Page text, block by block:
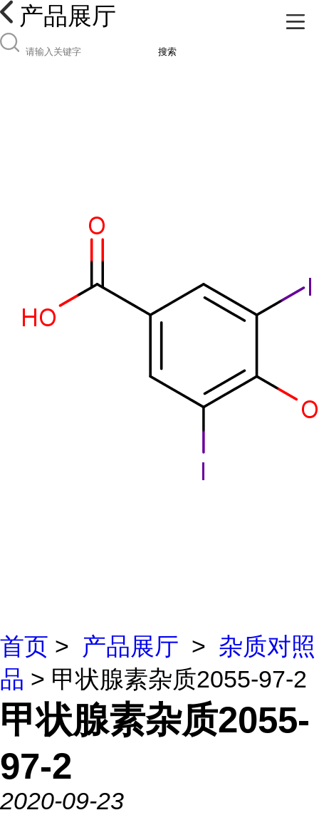
产品展厅
搜索
首页 > 产品展厅 > 杂质对照
品 > 甲状腺素杂质2055-97-2
甲状腺素杂质2055-
97-2
2020-09-23